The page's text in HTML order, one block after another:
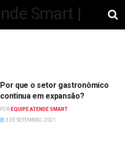
Por que o setor gastronômico
continua em expansão?
POR EQUIPE ATENDE SMART
3 DE SETEMBRO, 2021